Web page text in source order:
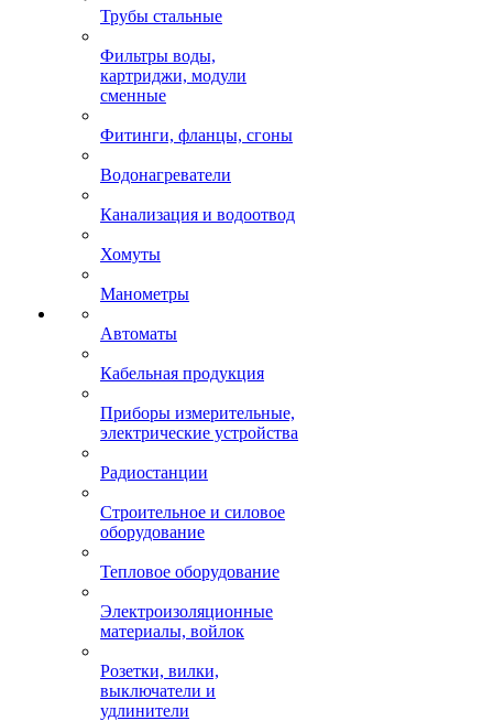
Трубы стальные
Фильтры воды,
картриджи, модули
сменные
Фитинги, фланцы, сгоны
Водонагреватели
Канализация и водоотвод
Хомуты
Манометры
Автоматы
Кабельная продукция
Приборы измерительные,
электрические устройства
Радиостанции
Строительное и силовое
оборудование
Тепловое оборудование
Электроизоляционные
материалы, войлок
Розетки, вилки,
выключатели и
удлинители